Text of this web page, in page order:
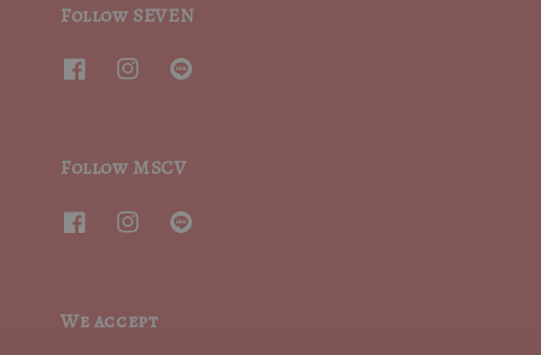
Follow SEVEN
Follow MSCV
We accept